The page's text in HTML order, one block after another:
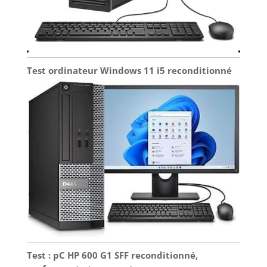
expérience utilisateur
quotidienne.
Test ordinateur Windows 11 i5 reconditionné
Test : pC HP 600 G1 SFF reconditionné,